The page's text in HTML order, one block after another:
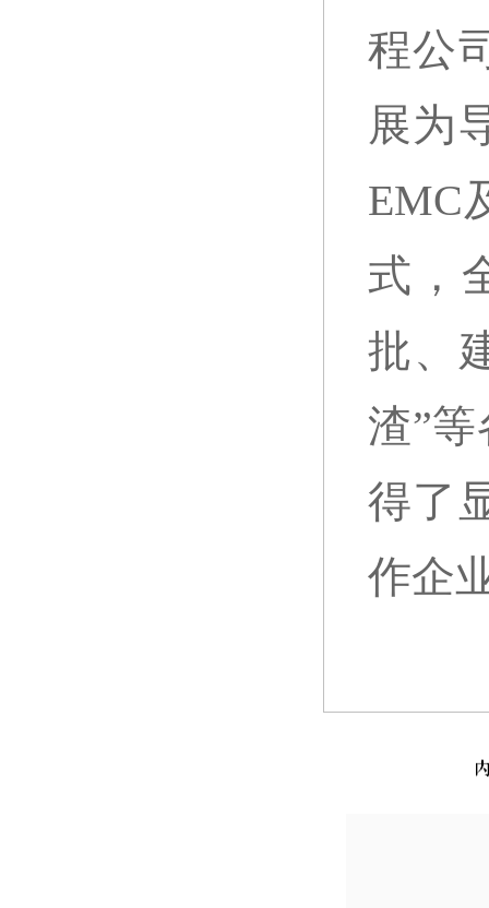
程公
展为
EMC
式，
批、
渣”
得了
作企